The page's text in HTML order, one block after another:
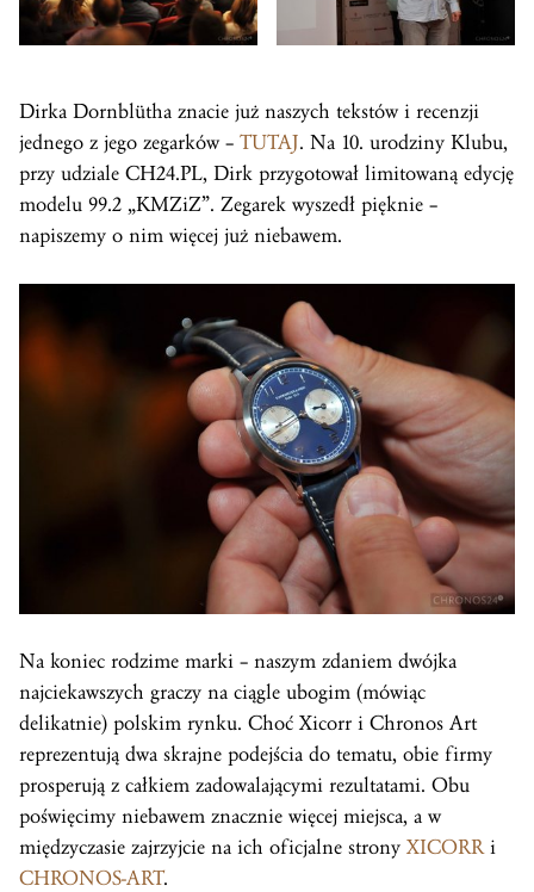
Dirka Dornblütha znacie już naszych tekstów i recenzji
jednego z jego zegarków – TUTAJ. Na 10. urodziny Klubu,
przy udziale CH24.PL, Dirk przygotował limitowaną edycję
modelu 99.2 „KMZiZ”. Zegarek wyszedł pięknie –
napiszemy o nim więcej już niebawem.
Na koniec rodzime marki – naszym zdaniem dwójka
najciekawszych graczy na ciągle ubogim (mówiąc
delikatnie) polskim rynku. Choć Xicorr i Chronos Art
reprezentują dwa skrajne podejścia do tematu, obie firmy
prosperują z całkiem zadowalającymi rezultatami. Obu
poświęcimy niebawem znacznie więcej miejsca, a w
międzyczasie zajrzyjcie na ich oficjalne strony XICORRi
CHRONOS-ART.